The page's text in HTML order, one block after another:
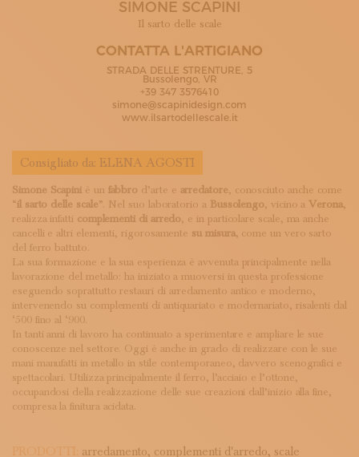
ISCRIVITI ALLA NEWSLETTER
LOGIN
SIMONE SCAPINI
Il sarto delle scale
CONTATTA L'ARTIGIANO
STRADA DELLE STRENTURE, 5
Bussolengo, VR
+39 347 3576410
simone@scapinidesign.com
www.ilsartodellescale.it
Consigliato da: ELENA AGOSTI
Simone Scapini è un fabbro d’arte e arredatore, conosciuto anche come
“il sarto delle scale”. Nel suo laboratorio a Bussolengo, vicino a Verona,
realizza infatti complementi di arredo, e in particolare scale, ma anche
cancelli e altri elementi, rigorosamente su misura, come un vero sarto
del ferro battuto.
La sua formazione e la sua esperienza è avvenuta principalmente nella
lavorazione del metallo: ha iniziato a muoversi in questa professione
eseguendo soprattutto restauri di arredamento antico e moderno,
intervenendo su complementi di antiquariato e modernariato, risalenti dal
‘500 fino al ‘900.
In tanti anni di lavoro ha continuato a sperimentare e ampliare le sue
conoscenze nel settore. Oggi è anche in grado di realizzare con le sue
mani manufatti in metallo in stile contemporaneo, davvero scenografici e
spettacolari. Utilizza principalmente il ferro, l’acciaio e l’ottone,
occupandosi della realizzazione delle sue creazioni dall’inizio alla fine,
compresa la finitura acidata.
PRODOTTI: arredamento, complementi d'arredo, scale